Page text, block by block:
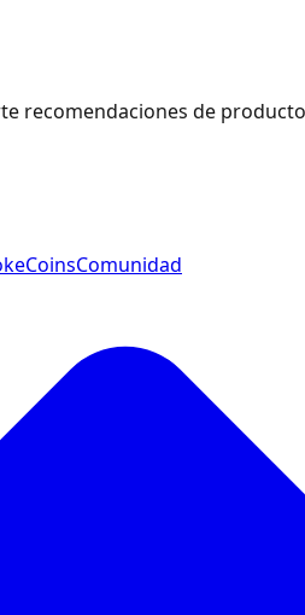
recomendaciones de
Comunidad